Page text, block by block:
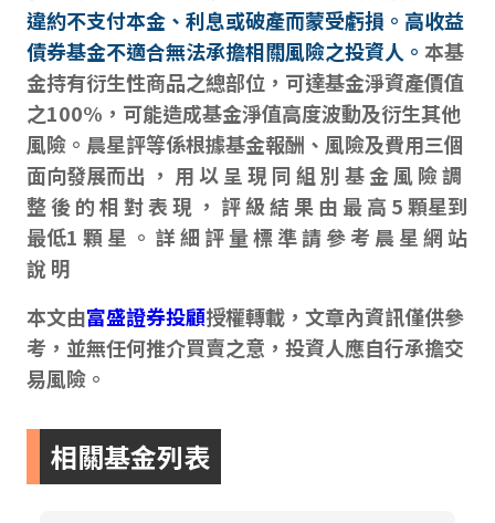
違約不支付本金、利息或破產而蒙受虧損。高收益
債券基金不適合無法承擔相關風險之投資人。 本基
金持有衍生性商品之總部位，可達基金淨資產價值
之100%，可能造成基金淨值高度波動及衍生其他
風險。晨星評等係根據基金報酬、風險及費用三個
面向發展而出 ， 用 以 呈 現 同 組 別 基 金 風 險 調
整 後 的 相 對 表 現 ， 評 級 結 果 由 最 高 5 顆星到
最低1 顆 星 。 詳 細 評 量 標 準 請 參 考 晨 星 網 站
說 明
本文由富盛證券投顧授權轉載，文章內資訊僅供參
考，並無任何推介買賣之意，投資人應自行承擔交
易風險。
相關基金列表